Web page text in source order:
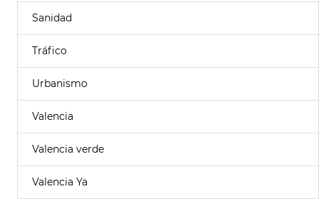
Sanidad
Tráfico
Urbanismo
Valencia
Valencia verde
Valencia Ya